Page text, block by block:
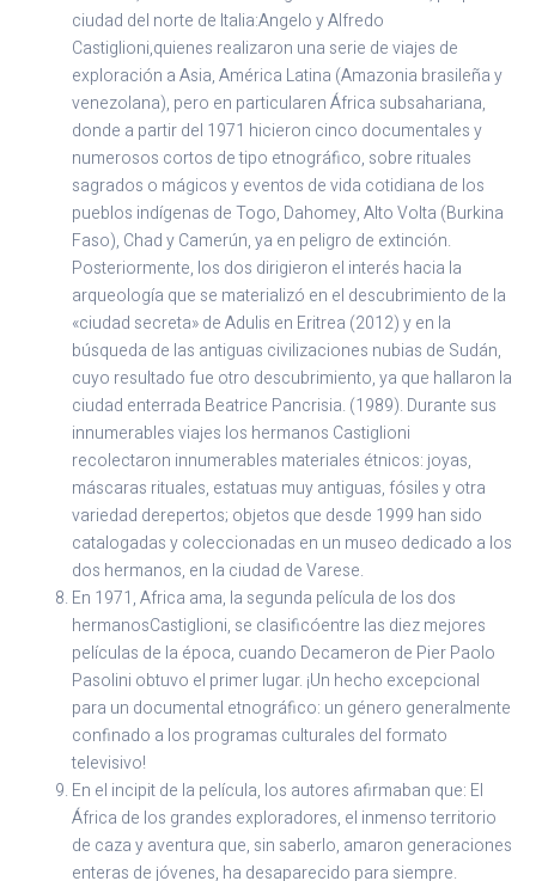
ciudad del norte de Italia:Angelo y Alfredo
Castiglioni,quienes realizaron una serie de viajes de
exploración a Asia, América Latina (Amazonia brasileña y
venezolana), pero en particularen África subsahariana,
donde a partir del 1971 hicieron cinco documentales y
numerosos cortos de tipo etnográfico, sobre rituales
sagrados o mágicos y eventos de vida cotidiana de los
pueblos indígenas de Togo, Dahomey, Alto Volta (Burkina
Faso), Chad y Camerún, ya en peligro de extinción.
Posteriormente, los dos dirigieron el interés hacia la
arqueología que se materializó en el descubrimiento de la
«ciudad secreta» de Adulis en Eritrea (2012) y en la
búsqueda de las antiguas civilizaciones nubias de Sudán,
cuyo resultado fue otro descubrimiento, ya que hallaron la
ciudad enterrada Beatrice Pancrisia. (1989). Durante sus
innumerables viajes los hermanos Castiglioni
recolectaron innumerables materiales étnicos: joyas,
máscaras rituales, estatuas muy antiguas, fósiles y otra
variedad derepertos; objetos que desde 1999 han sido
catalogadas y coleccionadas en un museo dedicado a los
dos hermanos, en la ciudad de Varese.
En 1971, Africa ama, la segunda película de los dos
hermanosCastiglioni, se clasificóentre las diez mejores
películas de la época, cuando Decameron de Pier Paolo
Pasolini obtuvo el primer lugar. ¡Un hecho excepcional
para un documental etnográfico: un género generalmente
confinado a los programas culturales del formato
televisivo!
En el incipit de la película, los autores afirmaban que: El
África de los grandes exploradores, el inmenso territorio
de caza y aventura que, sin saberlo, amaron generaciones
enteras de jóvenes, ha desaparecido para siempre.